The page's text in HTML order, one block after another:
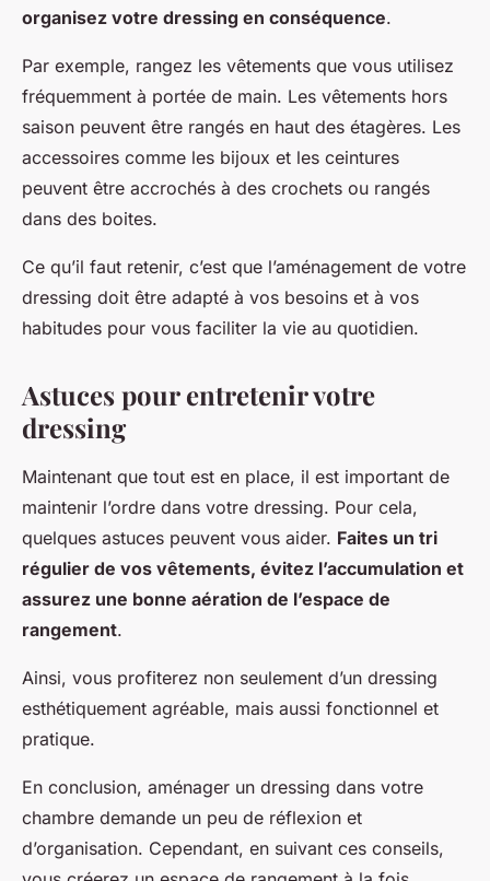
organisez votre dressing en conséquence.
Par exemple, rangez les vêtements que vous utilisez
fréquemment à portée de main. Les vêtements hors
saison peuvent être rangés en haut des étagères. Les
accessoires comme les bijoux et les ceintures
peuvent être accrochés à des crochets ou rangés
dans des boites.
Ce qu’il faut retenir, c’est que l’aménagement de votre
dressing doit être adapté à vos besoins et à vos
habitudes pour vous faciliter la vie au quotidien.
Astuces pour entretenir votre
dressing
Maintenant que tout est en place, il est important de
maintenir l’ordre dans votre dressing. Pour cela,
quelques astuces peuvent vous aider. Faites un tri
régulier de vos vêtements, évitez l’accumulation et
assurez une bonne aération de l’espace de
rangement.
Ainsi, vous profiterez non seulement d’un dressing
esthétiquement agréable, mais aussi fonctionnel et
pratique.
En conclusion, aménager un dressing dans votre
chambre demande un peu de réflexion et
d’organisation. Cependant, en suivant ces conseils,